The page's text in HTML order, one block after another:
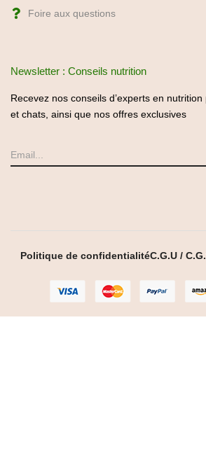
Foire aux questions
Newsletter : Conseils nutrition
Recevez nos conseils d’experts en
et chats, ainsi que nos offres exclusives
Politique de confidentialitéC.G.U /